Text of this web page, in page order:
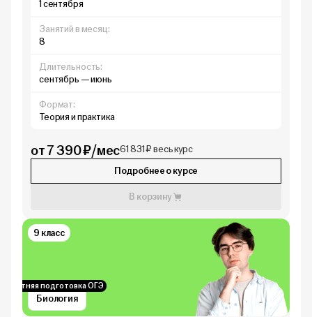
1 сентября
Занятий в месяц:
8
Длительность:
сентябрь — июнь
Формат:
Теория и практика
от 7 390 ₽/мес61 831 ₽ весь курс
Подробнее о курсе
В корзину
Биология
Летняя подготовка ОГЭ
9 класс